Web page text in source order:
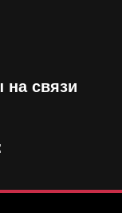
на связи